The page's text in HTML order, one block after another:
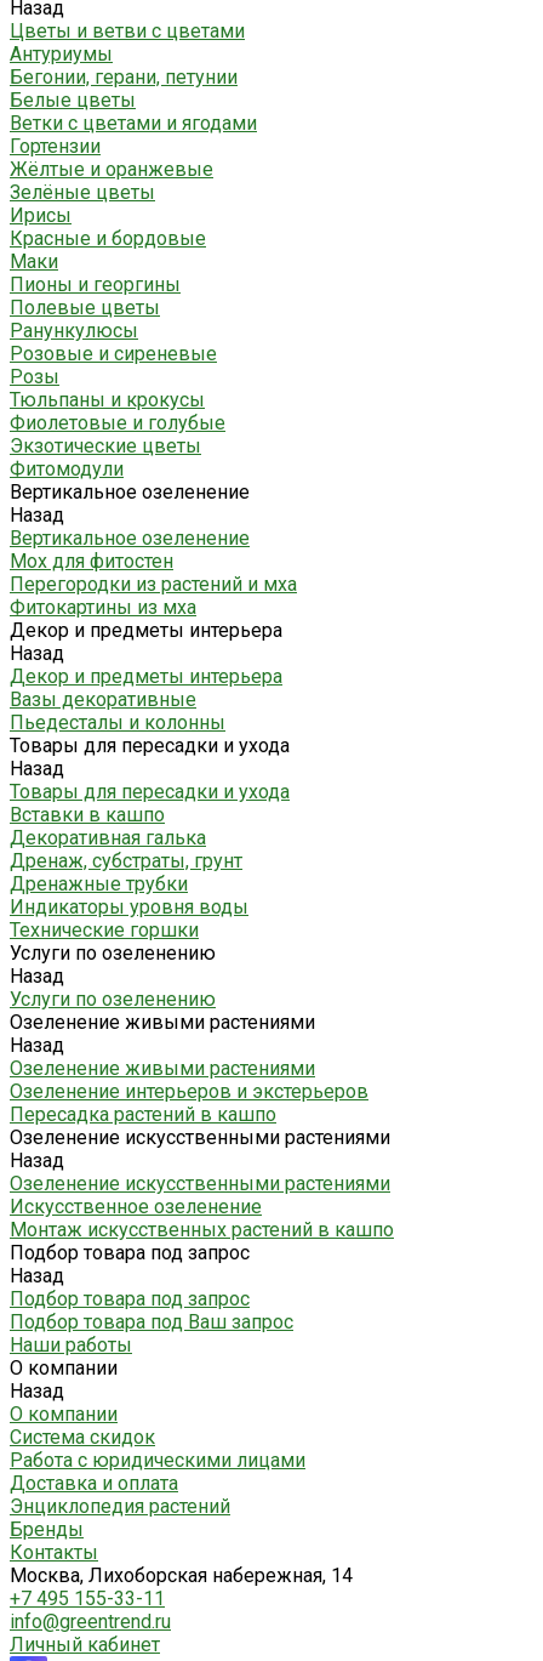
Назад
Цветы и ветви с цветами
Антуриумы
Бегонии, герани, петунии
Белые цветы
Ветки с цветами и ягодами
Гортензии
Жёлтые и оранжевые
Зелёные цветы
Ирисы
Красные и бордовые
Маки
Пионы и георгины
Полевые цветы
Ранункулюсы
Розовые и сиреневые
Розы
Тюльпаны и крокусы
Фиолетовые и голубые
Экзотические цветы
Фитомодули
Вертикальное озеленение
Назад
Вертикальное озеленение
Мох для фитостен
Перегородки из растений и мха
Фитокартины из мха
Декор и предметы интерьера
Назад
Декор и предметы интерьера
Вазы декоративные
Пьедесталы и колонны
Товары для пересадки и ухода
Назад
Товары для пересадки и ухода
Вставки в кашпо
Декоративная галька
Дренаж, субстраты, грунт
Дренажные трубки
Индикаторы уровня воды
Технические горшки
Услуги по озеленению
Назад
Услуги по озеленению
Озеленение живыми растениями
Назад
Озеленение живыми растениями
Озеленение интерьеров и экстерьеров
Пересадка растений в кашпо
Озеленение искусственными растениями
Назад
Озеленение искусственными растениями
Искусственное озеленение
Монтаж искусственных растений в кашпо
Подбор товара под запрос
Назад
Подбор товара под запрос
Подбор товара под Ваш запрос
Наши работы
О компании
Назад
О компании
Система скидок
Работа с юридическими лицами
Доставка и оплата
Энциклопедия растений
Бренды
Контакты
Москва, Лихоборская набережная, 14
+7 495 155-33-11
info@greentrend.ru
Личный кабинет